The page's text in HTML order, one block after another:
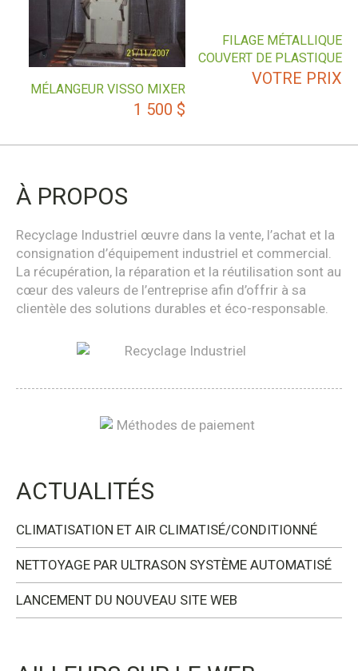
FILAGE MÉTALLIQUE
COUVERT DE PLASTIQUE
VOTRE PRIX
MÉLANGEUR VISSO MIXER
1 500 $
À PROPOS
Recyclage Industriel œuvre dans la vente, l’achat et la
consignation d’équipement industriel et commercial.
La récupération, la réparation et la réutilisation sont au
cœur des valeurs de l’entreprise afin d’offrir à sa
clientèle des solutions durables et éco-responsable.
ACTUALITÉS
CLIMATISATION ET AIR CLIMATISÉ/CONDITIONNÉ
NETTOYAGE PAR ULTRASON SYSTÈME AUTOMATISÉ
LANCEMENT DU NOUVEAU SITE WEB